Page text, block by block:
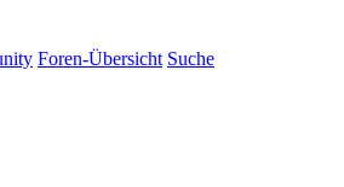
Foren-Übersicht Suche